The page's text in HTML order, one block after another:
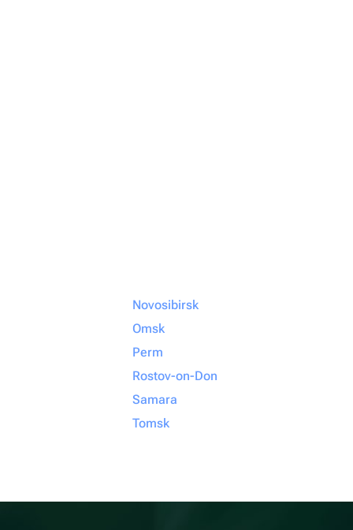
Novosibirsk
Omsk
Perm
Rostov-on-Don
Samara
Tomsk